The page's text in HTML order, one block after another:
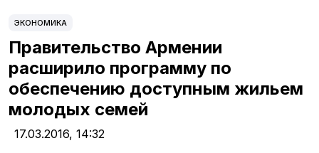
ЭКОНОМИКА
Правительство Армении
расширило программу по
обеспечению доступным жильем
молодых семей
17.03.2016, 14:32